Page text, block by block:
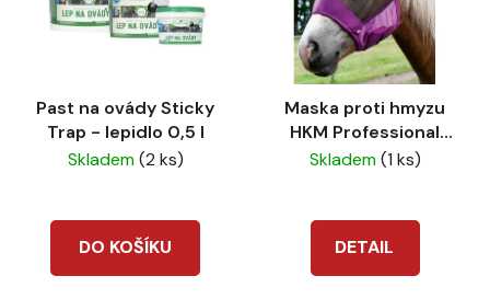
Past na ovády Sticky
Trap - lepidlo 0,5 l
Skladem(2 ks)
DO KOŠÍKU
Maska proti hmyzu
HKM Professional
lavender
Skladem(1 ks)
DETAIL